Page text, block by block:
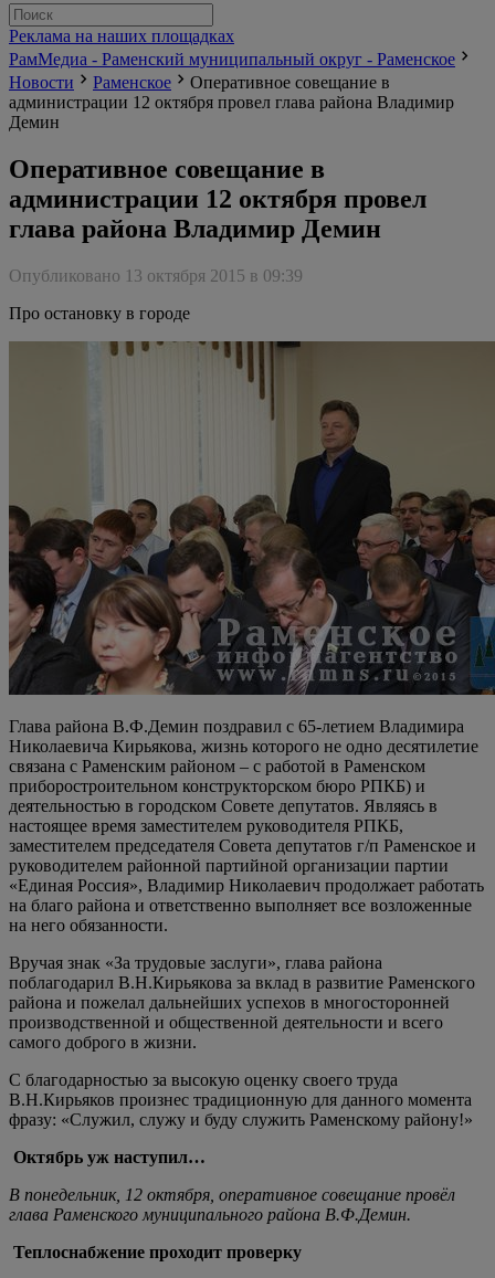
Реклама на наших площадках
РамМедиа - Раменский муниципальный округ - Раменское
Новости
Раменское
Оперативное совещание в
администрации 12 октября провел глава района Владимир
Демин
Оперативное совещание в
администрации 12 октября провел
глава района Владимир Демин
Опубликовано 13 октября 2015 в 09:39
Про остановку в городе
Глава района В.Ф.Демин поздравил с 65-летием Владимира
Николаевича Кирьякова, жизнь которого не одно десятилетие
связана с Раменским районом – с работой в Раменском
приборостроительном конструкторском бюро РПКБ) и
деятельностью в городском Совете депутатов. Являясь в
настоящее время заместителем руководителя РПКБ,
заместителем председателя Совета депутатов г/п Раменское и
руководителем районной партийной организации партии
«Единая Россия», Владимир Николаевич продолжает работать
на благо района и ответственно выполняет все возложенные
на него обязанности.
Вручая знак «За трудовые заслуги», глава района
поблагодарил В.Н.Кирьякова за вклад в развитие Раменского
района и пожелал дальнейших успехов в многосторонней
производственной и общественной деятельности и всего
самого доброго в жизни.
С благодарностью за высокую оценку своего труда
В.Н.Кирьяков произнес традиционную для данного момента
фразу: «Служил, служу и буду служить Раменскому району!»
Октябрь уж наступил…
В понедельник, 12 октября, оперативное совещание провёл
глава Раменского муниципального района В.Ф.Демин.
Теплоснабжение проходит проверку